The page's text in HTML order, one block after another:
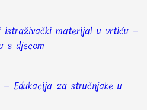
istraživački materijal u vrtiću –
s djecom
Edukacija za stručnjake u